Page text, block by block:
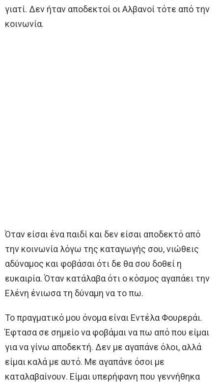
γιατί. Δεν ήταν αποδεκτοί οι Αλβανοί τότε από την
κοινωνία.
Όταν είσαι ένα παιδί και δεν είσαι αποδεκτό από
την κοινωνία λόγω της καταγωγής σου, νιώθεις
αδύναμος και φοβάσαι ότι δε θα σου δοθεί η
ευκαιρία. Όταν κατάλαβα ότι ο κόσμος αγαπάει την
Ελένη ένιωσα τη δύναμη να το πω.
Το πραγματικό μου όνομα είναι Εντέλα Φουρεράι.
Έφτασα σε σημείο να φοβάμαι να πω από που είμαι
για να γίνω αποδεκτή. Δεν με αγαπάνε όλοι, αλλά
είμαι καλά με αυτό. Με αγαπάνε όσοι με
καταλαβαίνουν. Είμαι υπερήφανη που γεννήθηκα